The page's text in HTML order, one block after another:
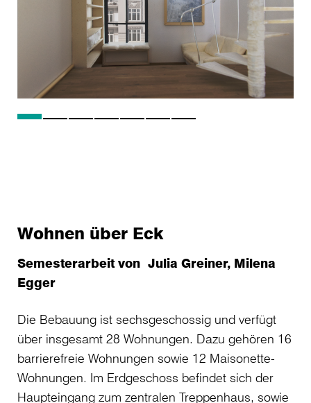
Wohnen über Eck
Semesterarbeit von Julia Greiner, Milena
Egger
Die Bebauung ist sechsgeschossig und verfügt
über insgesamt 28 Wohnungen. Dazu gehören 16
barrierefreie Wohnungen sowie 12 Maisonette-
Wohnungen. Im Erdgeschoss befindet sich der
Haupteingang zum zentralen Treppenhaus, sowie